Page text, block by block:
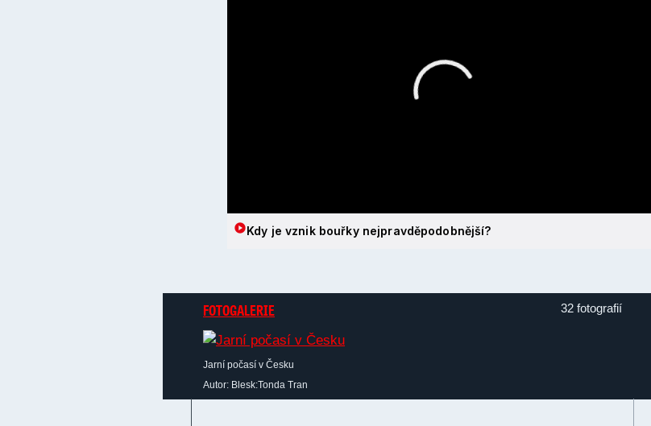
Kdy je vznik bouřky nejpravděpodobnější?
FOTOGALERIE 32 fotografií
Jarní počasí v Česku
Autor: Blesk:Tonda Tran